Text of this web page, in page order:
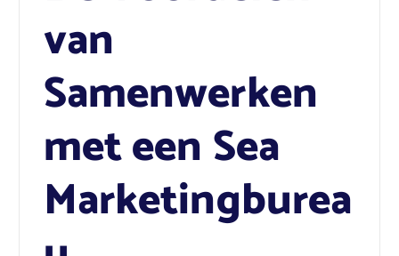
van
Samenwerken
met een Sea
Marketingburea